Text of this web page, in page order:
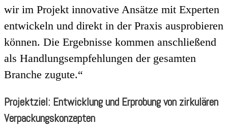
wir im Projekt innovative Ansätze mit Experten
entwickeln und direkt in der Praxis ausprobieren
können. Die Ergebnisse kommen anschließend
als Handlungsempfehlungen der gesamten
Branche zugute.“
Projektziel: Entwicklung und Erprobung von zirkulären
Verpackungskonzepten